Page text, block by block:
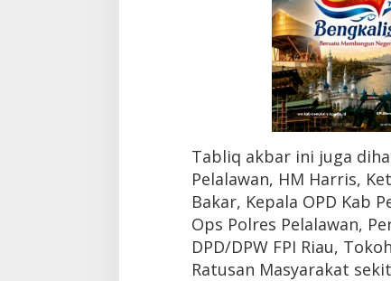
S
m
i
t
h
Tabliq akbar ini juga
Pelalawan, HM Harris,
Bakar, Kepala OPD Kab
Ops Polres Pelalawan,
DPD/DPW FPI Riau,
Ratusan Masyarakat